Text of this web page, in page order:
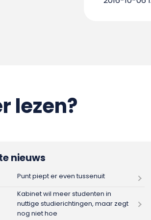
lezen?
nieuws
Punt piept er even tussenuit
Kabinet wil meer studenten in
nuttige studierichtingen, maar zegt
nog niet hoe